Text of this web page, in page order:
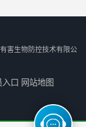
害生物防控技术有限公
口 网站地图